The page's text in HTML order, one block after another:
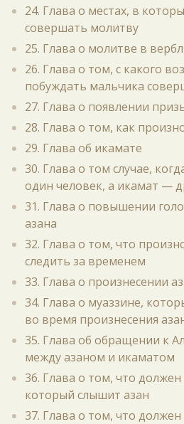
24. Глава о местах, в
совершать молитву
25. Глава о молитве в
26. Глава о том, с какого
побуждать мальчика
27. Глава о появлении
28. Глава о том, как
29. Глава об икамате
30. Глава о том случае,
один человек, а икамат —
31. Глава о повышении
азана
32. Глава о том, что
следить за временем
33. Глава о произнесении
34. Глава о муаззине,
во время произнесения
35. Глава об обращении к
между азаном и икаматом
36. Глава о том, что
который слышит азан
37. Глава о том, что